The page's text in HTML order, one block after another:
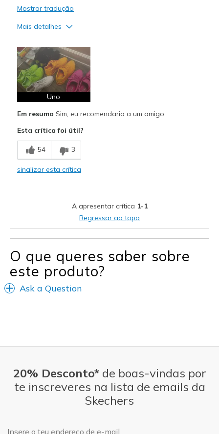
Mostrar tradução
Mais detalhes
Attractive Design
Breathe Well
Comfortable
Durable
I love these is color is unique, love these
Stylish
Contras
So comfortable and stylish
Melhores utilizações
Casual Wear
Going Out
Travel
Uno
Em resumo Sim, eu recomendaria a um amigo
Esta crítica foi útil?
54 3
sinalizar esta crítica
A apresentar crítica 1-1
Regressar ao topo
O que queres saber sobre
este produto?
Ask a Question
20% Desconto*de boas-vindas por
te inscreveres na lista de emails da
Skechers
Endereço de e-mail